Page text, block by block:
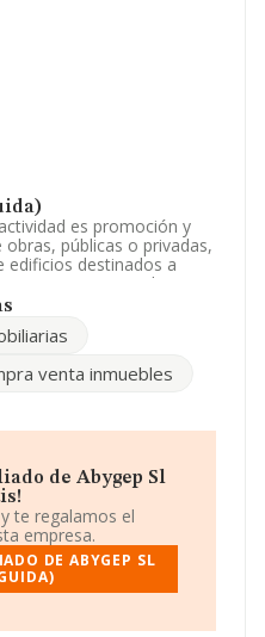
es promoción y
públicas o privadas,
edificios destinados a
compra y venta de
fiscal, cont. La
código 'Alquiler de
y según las cifras
de INFORMA, el número
.
, B99056640,
Industrial El Sabinar
Epila, provincia de
venta inmuebles
de Abygep Sl
te regalamos el
empresa.
DE ABYGEP SL